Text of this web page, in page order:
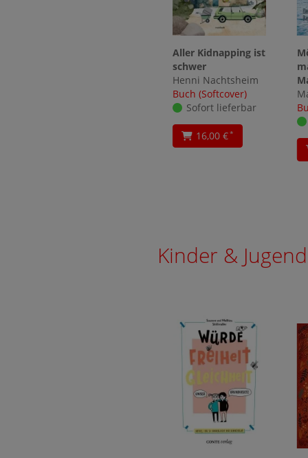
Aller Kidnapping ist
schwer
Henni Nachtsheim
Buch (Softcover)
Sofort lieferbar
16,00 €*
Kinder & Jugend